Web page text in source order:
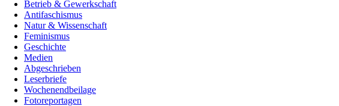
Betrieb & Gewerkschaft
Antifaschismus
Natur & Wissenschaft
Feminismus
Geschichte
Medien
Abgeschrieben
Leserbriefe
Wochenendbeilage
Fotoreportagen